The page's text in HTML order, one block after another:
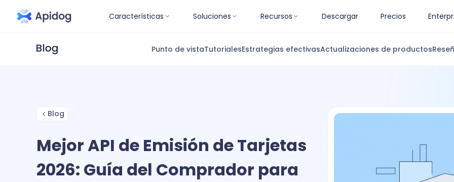
Características Soluciones Recursos Descargar Precios
Punto de vistaTutorialesEstrategias efectivasActualizaciones de productos
Blog
Mejor API de Emisión de Tarjetas
2026: Guía del Comprador para